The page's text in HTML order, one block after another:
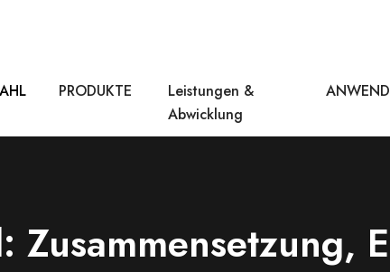
PRODUKTE
Leistungen &
Abwicklung
Zusammensetzung,